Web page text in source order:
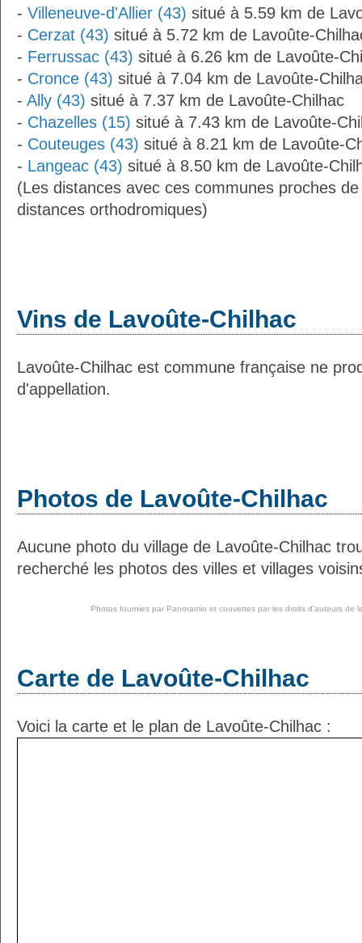
- Villeneuve-d'Allier (43) situé à 5.59 km de
- Cerzat (43) situé à 5.72 km de Lavoûte-
- Ferrussac (43) situé à 6.26 km de Lavoûte-
- Cronce (43) situé à 7.04 km de Lavoûte-
- Ally (43) situé à 7.37 km de Lavoûte-Chilhac
- Chazelles (15) situé à 7.43 km de Lavoûte-
- Couteuges (43) situé à 8.21 km de Lavoûte-
- Langeac (43) situé à 8.50 km de Lavoûte-
(Les distances avec ces communes proches
distances orthodromiques)
Vins de Lavoûte-Chilhac
Lavoûte-Chilhac est commune française ne
d'appellation.
Photos de Lavoûte-Chilhac
Aucune photo du village de Lavoûte-Chilhac
recherché les photos des villes et villages
Photos fournies par Panoramio et couvertes par les droits d'auteurs de
Carte de Lavoûte-Chilhac
Voici la carte et le plan de Lavoûte-Chilhac :